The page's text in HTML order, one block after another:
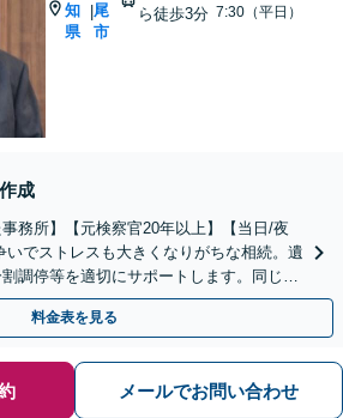
知
県
|尾
市
ら徒歩3分 7:30（平日）
成
事務所】【元検察官20年以上】【当日/夜
いでストレスも大きくなりがちな相続。遺
調停等を適切にサポートします。同じ建
もいます
料金表を見る
メールでお問い合わせ